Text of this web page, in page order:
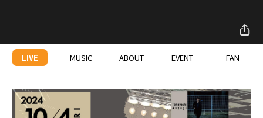
LIVE MUSIC ABOUT EVENT FAN